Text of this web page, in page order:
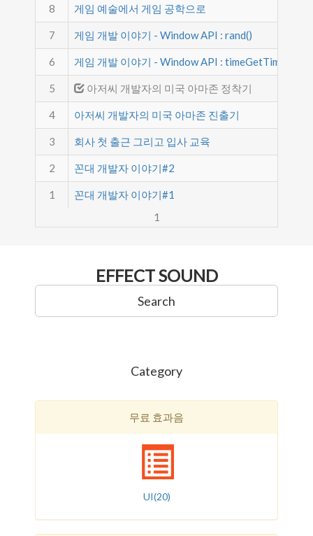
8 게임 예술에서 게임 공학으로
7 게임 개발 이야기 - Window API : rand()
6 게임 개발 이야기 - Window API : timeGetTime()와
5 아저씨 개발자의 미국 아마존 정착기
4 아저씨 개발자의 미국 아마존 진출기
3 회사 첫 출근 그리고 입사 교육
2 꼰대 개발자 이야기#2
1
꼰대 개발자 이야기#1
1
EFFECT SOUND
Search
Category
무료 효과음
UI(20)